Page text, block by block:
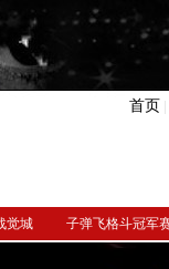
首页
觉城 子弹飞格斗冠军